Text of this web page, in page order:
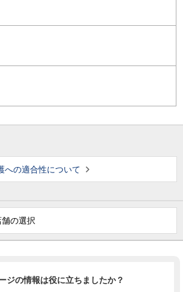
への適合性について
舗の選択
ジの情報は役に立ちましたか？